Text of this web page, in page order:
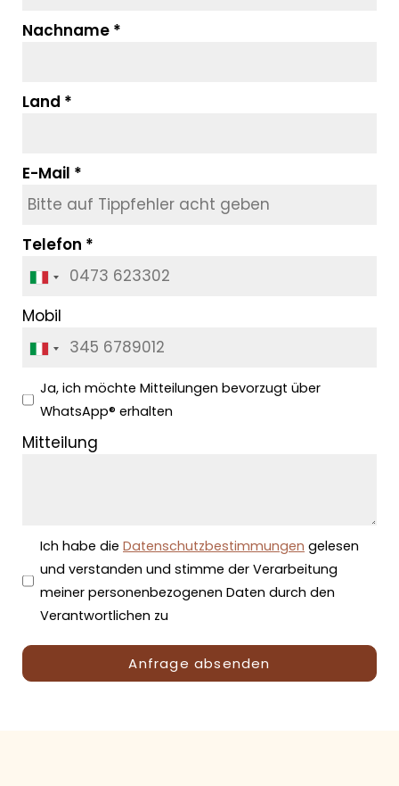
Nachname
Land
E-Mail
Telefon
Mobil
Ja, ich möchte Mitteilungen bevorzugt über
WhatsApp® erhalten
Mitteilung
Ich habe die Datenschutzbestimmungen gelesen
und verstanden und stimme der Verarbeitung
meiner personenbezogenen Daten durch den
Verantwortlichen zu